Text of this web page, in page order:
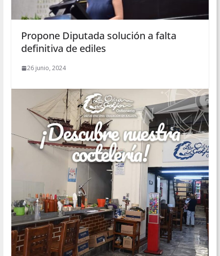
Propone Diputada solución a falta
definitiva de ediles
26 junio, 2024